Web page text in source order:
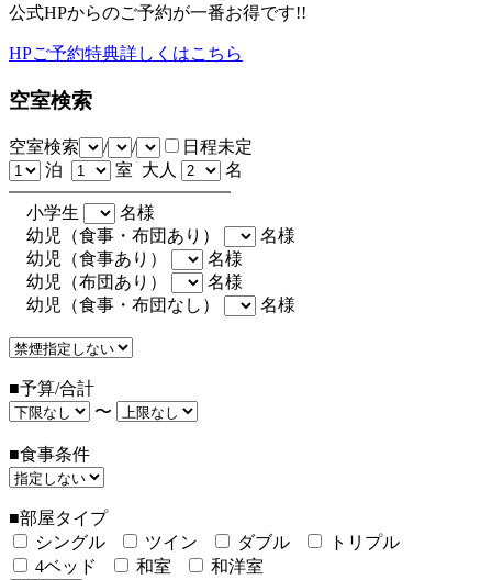
公式HPからのご予約が一番お得です!!
HPご予約特典詳しくはこちら
空室検索
空室検索 / /
日程未定
泊
室 大人 名
小学生
名様
幼児（食事・布団あり）
名様
幼児（食事あり）
名様
幼児（布団あり）
名様
幼児（食事・布団なし）
名様
■予算/合計
〜
■食事条件
■部屋タイプ
シングル
ツイン ダブル
トリプル
4ベッド
和室 和洋室